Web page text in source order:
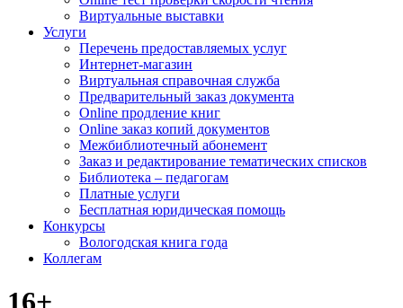
Виртуальные выставки
Услуги
Перечень предоставляемых услуг
Интернет-магазин
Виртуальная справочная служба
Предварительный заказ документа
Online продление книг
Online заказ копий документов
Межбиблиотечный абонемент
Заказ и редактирование тематических списков
Библиотека – педагогам
Платные услуги
Бесплатная юридическая помощь
Конкурсы
Вологодская книга года
Коллегам